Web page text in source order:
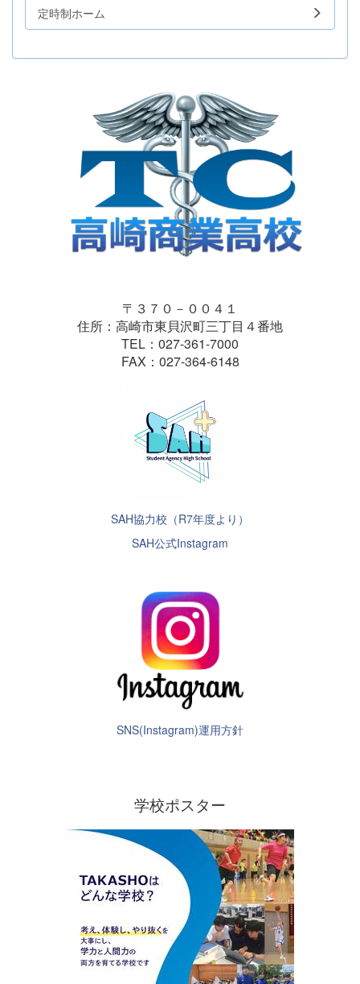
定時制ホーム
〒３７０－００４１
住所：高崎市東貝沢町三丁目４番地
TEL：027-361-7000
FAX：027-364-6148
SAH協力校（R7年度より）
SAH公式Instagram
SNS(Instagram)運用方針
学校ポスター